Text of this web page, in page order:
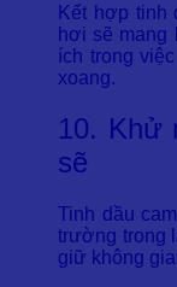
Kết hợp tinh
hơi sẽ mang
ích trong
xoang.
10. Khử
sẽ
Tinh dầu
trường trong
giữ không